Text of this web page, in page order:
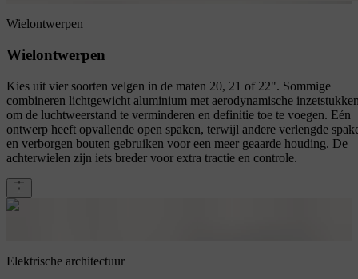
Wielontwerpen
Wielontwerpen
Kies uit vier soorten velgen in de maten 20, 21 of 22". Sommige
combineren lichtgewicht aluminium met aerodynamische
om de luchtweerstand te verminderen en definitie toe te voegen. Eén
ontwerp heeft opvallende open spaken, terwijl andere verlengde
en verborgen bouten gebruiken voor een meer geaarde houding. De
achterwielen zijn iets breder voor extra tractie en controle.
Elektrische architectuur